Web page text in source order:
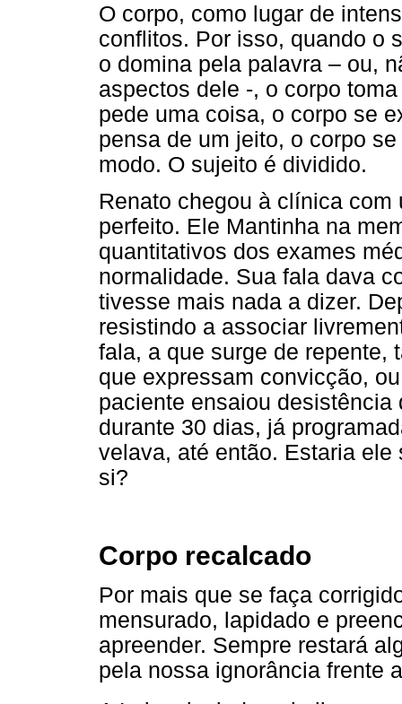
O corpo, como lugar de
conflitos. Por isso, quando o
o domina pela palavra – ou,
aspectos dele -, o corpo
pede uma coisa, o corpo se
pensa de um jeito, o corpo
modo. O sujeito é dividido.
Renato chegou à clínica
perfeito. Ele Mantinha na
quantitativos dos exames
normalidade. Sua fala dava
tivesse mais nada a dizer.
resistindo a associar
fala, a que surge de repente,
que expressam convicção,
paciente ensaiou
durante 30 dias, já
velava, até então. Estaria
si?
Corpo recalcado
Por mais que se faça
mensurado, lapidado e
apreender. Sempre restará
pela nossa ignorância frente